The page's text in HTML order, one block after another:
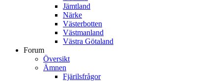
Jämtland
Närke
Västerbotten
Västmanland
Västra Götaland
Forum
Översikt
Ämnen
Fjärilsfrågor